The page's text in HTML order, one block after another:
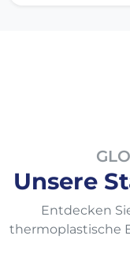
Unsere
Entdecken
thermoplastische